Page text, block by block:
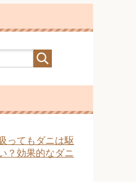
ってもダニは駆
？効果的なダニ